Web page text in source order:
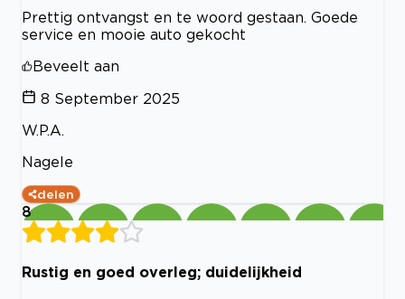
Prettig ontvangst en te woord gestaan. Goede
service en mooie auto gekocht
Beveelt aan
8 September 2025
W.P.A.
Nagele
delen
8
Rustig en goed overleg; duidelijkheid